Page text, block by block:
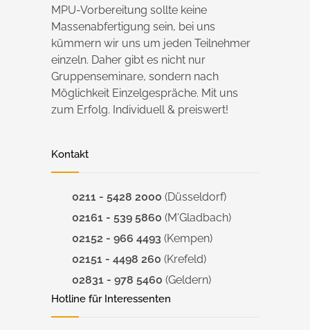
MPU-Vorbereitung sollte keine
Massenabfertigung sein, bei uns
kümmern wir uns um jeden Teilnehmer
einzeln. Daher gibt es nicht nur
Gruppenseminare, sondern nach
Möglichkeit Einzelgespräche. Mit uns
zum Erfolg. Individuell & preiswert!
Kontakt
0211 - 5428 2000 (Düsseldorf)
02161 - 539 5860 (M'Gladbach)
02152 - 966 4493 (Kempen)
02151 - 4498 260 (Krefeld)
02831 - 978 5460 (Geldern)
Hotline für Interessenten